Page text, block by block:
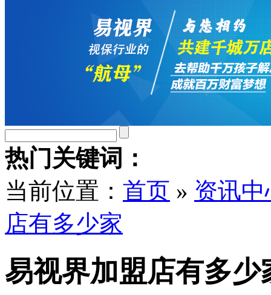
热门关键词：
当前位置： 首页 » 资讯中
店有多少家
易视界加盟店有多少